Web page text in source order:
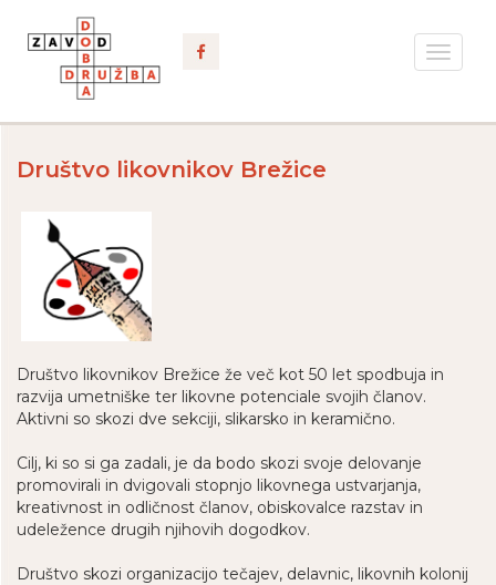
Toggle
Društvo likovnikov Brežice
Društvo likovnikov Brežice že več kot 50 let spodbuja in
razvija umetniške ter likovne potenciale svojih članov.
Aktivni so skozi dve sekciji, slikarsko in keramično.
Cilj, ki so si ga zadali, je da bodo skozi svoje delovanje
promovirali in dvigovali stopnjo likovnega ustvarjanja,
kreativnost in odličnost članov, obiskovalce razstav in
udeležence drugih njihovih dogodkov.
Društvo skozi organizacijo tečajev, delavnic, likovnih kolonij